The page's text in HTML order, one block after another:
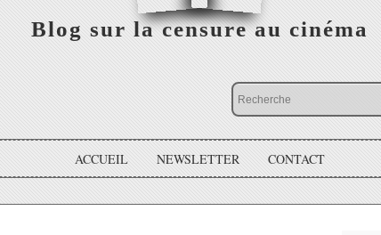
Blog sur la censure au cinéma
ACCUEIL NEWSLETTER CONTACT